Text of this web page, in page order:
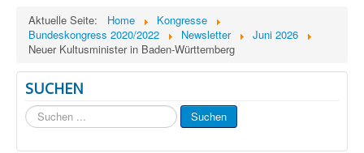
Aktuelle Seite:
Home
Kongresse
Bundeskongress 2020/2022
Newsletter
Juni 2026
Neuer Kultusminister in Baden-Württemberg
SUCHEN
Suchen
...
Suchen